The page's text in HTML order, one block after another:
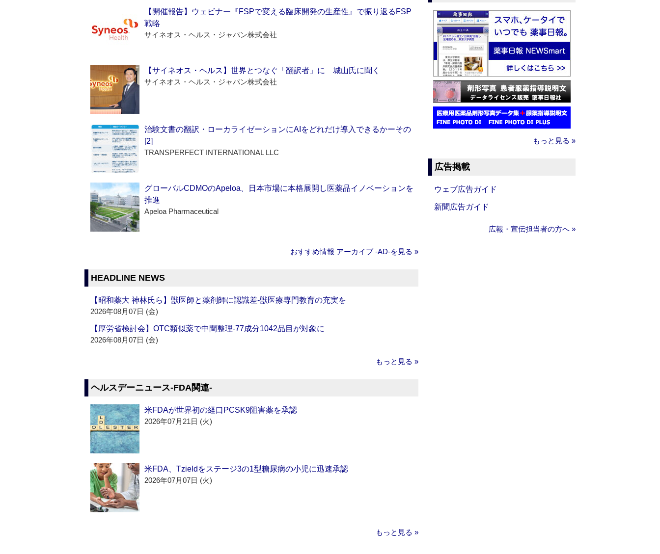
【開催報告】ウェビナー『FSPで変える臨床開発の生産性』で振り返るFSP
戦略
サイネオス・ヘルス・ジャパン株式会社
【サイネオス・ヘルス】世界とつなぐ「翻訳者」に 城山氏に聞く
サイネオス・ヘルス・ジャパン株式会社
治験文書の翻訳・ローカライゼーションにAIをどれだけ導入できるかーその
[2]
TRANSPERFECT INTERNATIONAL LLC
グローバルCDMOのApeloa、日本市場に本格展開し医薬品イノベーションを
推進
Apeloa Pharmaceutical
おすすめ情報 アーカイブ ‐AD‐を見る »
HEADLINE NEWS
【昭和薬大 神林氏ら】獣医師と薬剤師に認識差‐獣医療専門教育の充実を
2026年08月07日 (金)
【厚労省検討会】OTC類似薬で中間整理‐77成分1042品目が対象に
2026年08月07日 (金)
もっと見る »
ヘルスデーニュース‐FDA関連‐
米FDAが世界初の経口PCSK9阻害薬を承認
2026年07月21日 (火)
米FDA、Tzieldをステージ3の1型糖尿病の小児に迅速承認
2026年07月07日 (火)
もっと見る »
もっと見る »
広告掲載
ウェブ広告ガイド
新聞広告ガイド
広報・宣伝担当者の方へ »